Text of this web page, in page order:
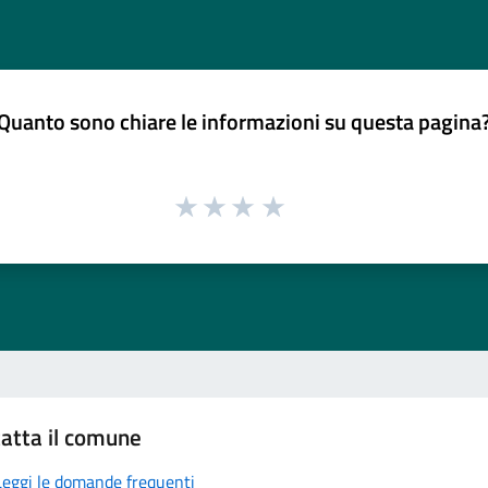
sono chiare le informazioni su questa
il comune
le domande frequenti